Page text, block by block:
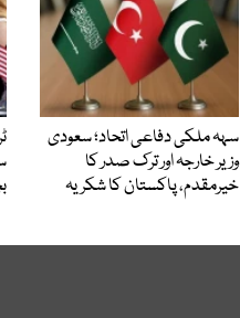
سہہ ملکی دفاعی اتحاد؛ سعودی
وزیر خارجہ اور ترک صدر کا
خیرمقدم، پاکستان کا شکریہ